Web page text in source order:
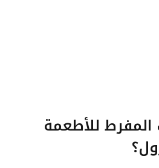
للأطعمة